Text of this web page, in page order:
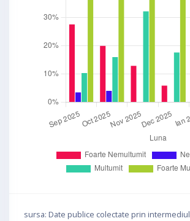
sursa: Date publice colectate prin intermediul